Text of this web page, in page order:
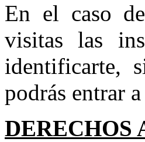
En el caso
visitas las
identificarte,
podrás entrar
DERECHOS